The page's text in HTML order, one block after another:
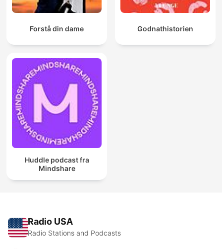
Forstå din dame Godnathistorien
Huddle podcast fra
Mindshare
Radio USA
Radio Stations and Podcasts